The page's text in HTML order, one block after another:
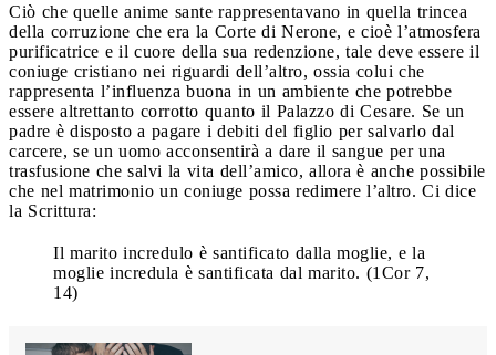
Ciò che quelle anime sante rappresentavano in quella trincea
della corruzione che era la Corte di Nerone, e cioè l’atmosfera
purificatrice e il cuore della sua redenzione, tale deve essere il
coniuge cristiano nei riguardi dell’altro, ossia colui che
rappresenta l’influenza buona in un ambiente che potrebbe
essere altrettanto corrotto quanto il Palazzo di Cesare. Se un
padre è disposto a pagare i debiti del figlio per salvarlo dal
carcere, se un uomo acconsentirà a dare il sangue per una
trasfusione che salvi la vita dell’amico, allora è anche possibile
che nel matrimonio un coniuge possa redimere l’altro. Ci dice
la Scrittura:
Il marito incredulo è santificato dalla moglie, e la
moglie incredula è santificata dal marito. (1Cor 7,
14)